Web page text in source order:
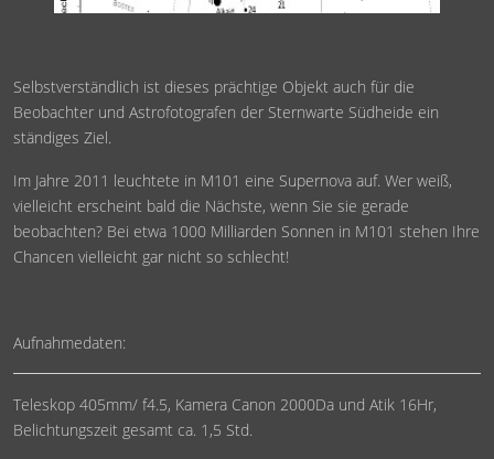
Selbstverständlich ist dieses prächtige Objekt auch für die
Beobachter und Astrofotografen der Sternwarte Südheide ein
ständiges Ziel.
Im Jahre 2011 leuchtete in M101 eine Supernova auf. Wer weiß,
vielleicht erscheint bald die Nächste, wenn Sie sie gerade
beobachten? Bei etwa 1000 Milliarden Sonnen in M101 stehen Ihre
Chancen vielleicht gar nicht so schlecht!
Aufnahmedaten:
Teleskop 405mm/ f4.5, Kamera Canon 2000Da und Atik 16Hr,
Belichtungszeit gesamt ca. 1,5 Std.